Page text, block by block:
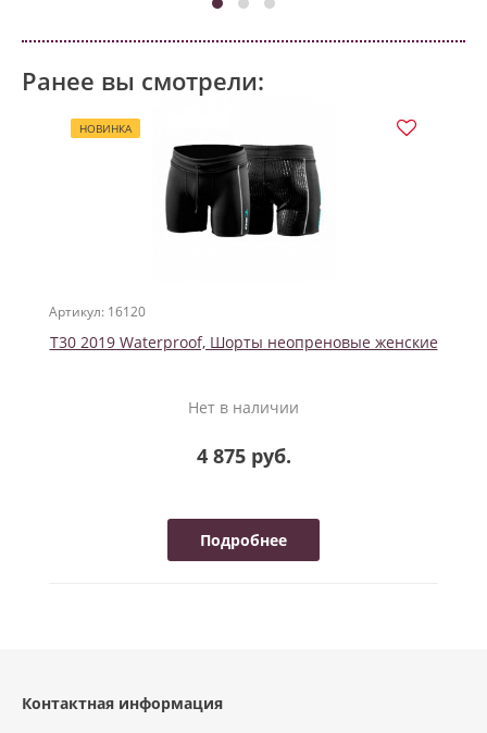
Ранее вы смотрели:
НОВИНКА
Артикул: 16120
T30 2019 Waterproof, Шорты неопреновые женские
Нет в наличии
4 875 руб.
Подробнее
Контактная информация